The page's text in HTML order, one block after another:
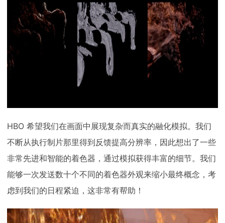
HBO 希望我们在画面中展现复杂而真实的融化模拟。我们
不断从执行制片那里得到反馈提高分辨率，因此想出了一些
非常先进和智能的着色器，通过模拟获得丰富的细节。我们
能够一次发送数十个不同的着色器外观来缩小最终概念，考
虑到我们的日程紧迫，这非常有帮助！